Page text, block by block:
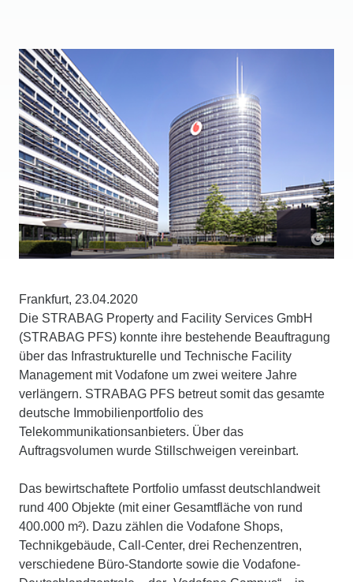
Frankfurt, 23.04.2020
Die STRABAG Property and Facility Services GmbH
(STRABAG PFS) konnte ihre bestehende Beauftragung
über das Infrastrukturelle und Technische Facility
Management mit Vodafone um zwei weitere Jahre
verlängern. STRABAG PFS betreut somit das gesamte
deutsche Immobilienportfolio des
Telekommunikationsanbieters. Über das
Auftragsvolumen wurde Stillschweigen vereinbart.
Das bewirtschaftete Portfolio umfasst deutschlandweit
rund 400 Objekte (mit einer Gesamtfläche von rund
400.000 m²). Dazu zählen die Vodafone Shops,
Technikgebäude, Call-Center, drei Rechenzentren,
verschiedene Büro-Standorte sowie die Vodafone-